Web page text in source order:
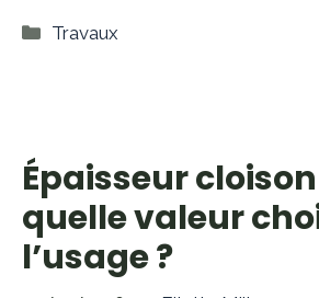
Catégories
Travaux
Épaisseur
quelle valeur
l’usage ?